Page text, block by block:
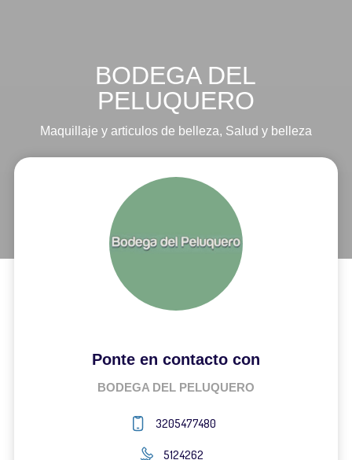
BODEGA DEL
PELUQUERO
Maquillaje y articulos de belleza, Salud y belleza
Ponte en contacto con
BODEGA DEL PELUQUERO
3205477480
5124262